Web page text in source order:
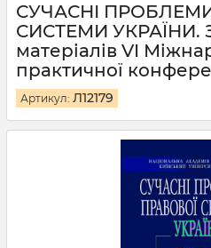
СУЧАСНІ
СИСТЕМИ УКРАЇНИ.
матеріалів VI
практичної
Артикул: Л12179